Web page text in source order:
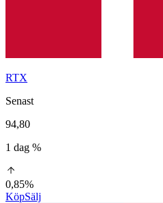
RTX
Senast
94,80
1 dag %
0,85%
KöpSälj